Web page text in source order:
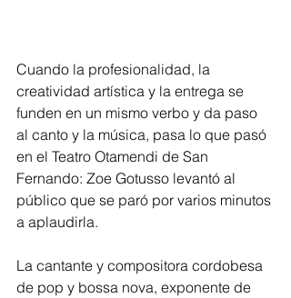
Cuando la profesionalidad, la
creatividad artística y la entrega se
funden en un mismo verbo y da paso
al canto y la música, pasa lo que pasó
en el Teatro Otamendi de San
Fernando: Zoe Gotusso levantó al
público que se paró por varios minutos
a aplaudirla.
La cantante y compositora cordobesa
de pop y bossa nova, exponente de